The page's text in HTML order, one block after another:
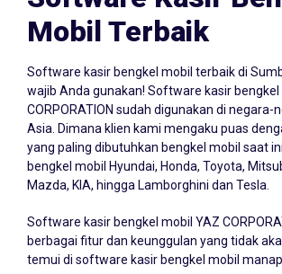
Mobil Terbaik
Software kasir bengkel mobil terbaik di
wajib Anda gunakan! Software kasir bengkel
CORPORATION sudah digunakan di negara-
Asia. Dimana klien kami mengaku puas
yang paling dibutuhkan bengkel mobil saat
bengkel mobil Hyundai, Honda, Toyota,
Mazda, KIA, hingga Lamborghini dan Tesla.
Software kasir bengkel mobil YAZ
berbagai fitur dan keunggulan yang tidak
temui di software kasir bengkel mobil